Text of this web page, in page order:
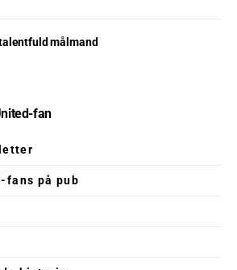
målmand
fan
fans på pub